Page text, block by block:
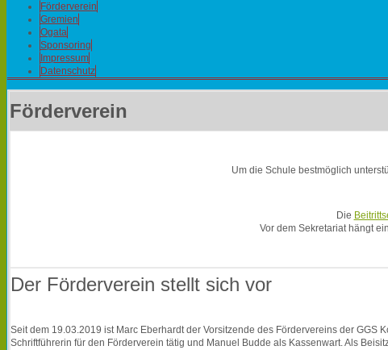
Förderverein
Gremien
Ogata
Sponsoring
Impressum
Datenschutz
Förderverein
Um die Schule bestmöglich
Die
Vor dem Sekretariat hängt
Der Förderverein stellt sich vor
Seit dem 19.03.2019 ist Marc Eberhardt der Vorsitzende des Fördervereins der
Schriftführerin für den Förderverein tätig und Manuel Budde als Kassenwart. Als